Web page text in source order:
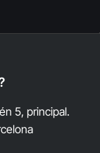
5, principal.